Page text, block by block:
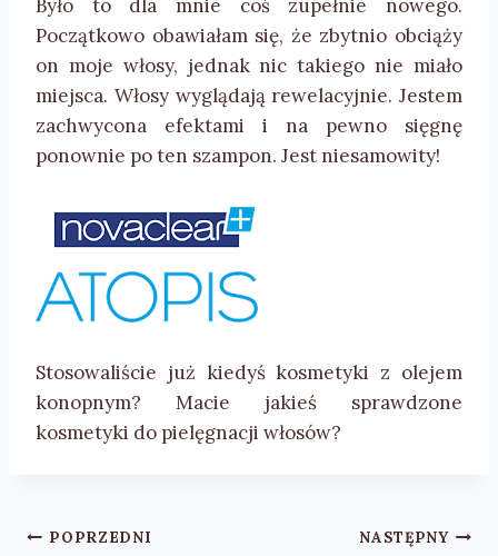
Było to dla mnie coś zupełnie nowego.
Początkowo obawiałam się, że zbytnio obciąży
on moje włosy, jednak nic takiego nie miało
miejsca. Włosy wyglądają rewelacyjnie. Jestem
zachwycona efektami i na pewno sięgnę
ponownie po ten szampon. Jest niesamowity!
Stosowaliście już kiedyś kosmetyki z olejem
konopnym? Macie jakieś sprawdzone
kosmetyki do pielęgnacji włosów?
Nawigacja
POPRZEDNI NASTĘPNY